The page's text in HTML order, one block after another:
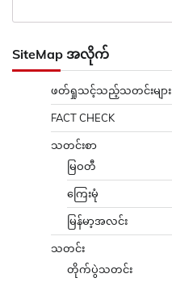
SiteMap အလိုက်
ဖတ်ရှုသင့်သည့်သတင်းများ
FACT CHECK
သတင်းစာ
မြဝတီ
ကြေးမုံ
မြန်မာ့အလင်း
သတင်း
တိုက်ပွဲသတင်း